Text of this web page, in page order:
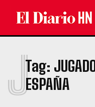
Tag:
ESPAÑA
J